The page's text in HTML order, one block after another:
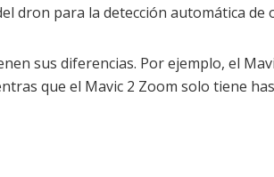
dron para la detección automática de
sus diferencias. Por ejemplo, el
que el Mavic 2 Zoom solo tiene